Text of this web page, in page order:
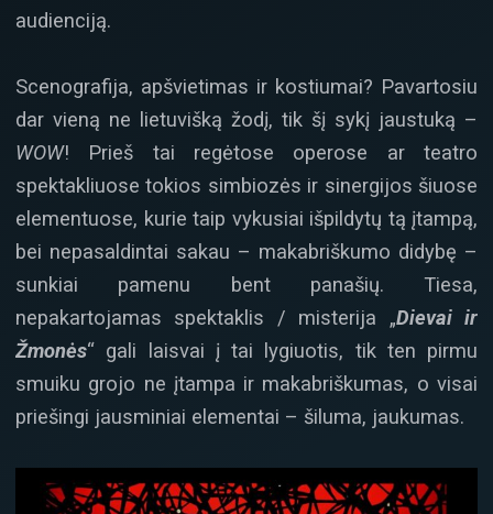
audienciją.
Scenografija, apšvietimas ir kostiumai? Pavartosiu
dar vieną ne lietuvišką žodį, tik šį sykį jaustuką –
WOW! Prieš tai regėtose operose ar teatro
spektakliuose tokios simbiozės ir sinergijos šiuose
elementuose, kurie taip vykusiai išpildytų tą įtampą,
bei nepasaldintai sakau – makabriškumo didybę –
sunkiai pamenu bent panašių. Tiesa,
nepakartojamas spektaklis / misterija „Dievai ir
Žmonės“ gali laisvai į tai lygiuotis, tik ten pirmu
smuiku grojo ne įtampa ir makabriškumas, o visai
priešingi jausminiai elementai – šiluma, jaukumas.